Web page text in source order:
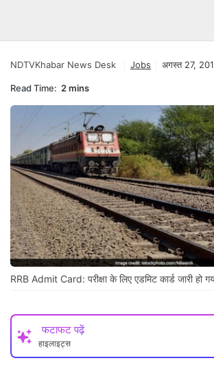
NDTVKhabar News Desk Jobs अगस्त 27,
Read Time: 2 mins
RRB Admit Card: परीक्षा के लिए एडमिट कार्ड जारी हो
फटाफट पढ़ें
हाइलाइट्स